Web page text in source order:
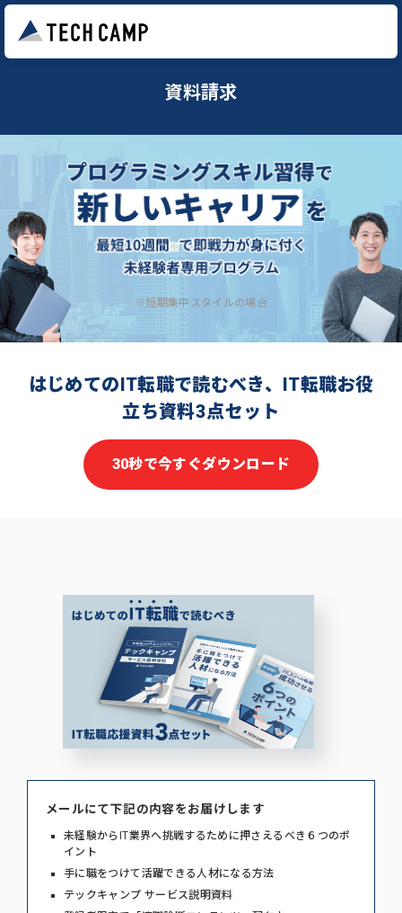
資料請求
※短期集中スタイルの場合
はじめてのIT転職で読むべき、IT転職お役
立ち資料3点セット
30秒で今すぐダウンロード
メールにて下記の内容をお届けします
未経験からIT業界へ挑戦するために押さえるべき６つのポ
イント
手に職をつけて活躍できる人材になる方法
テックキャンプ サービス説明資料